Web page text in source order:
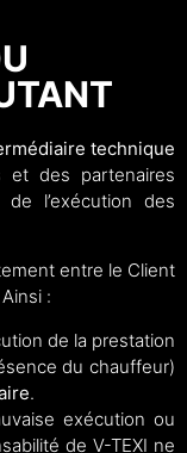
technique
et des partenaires
de l’exécution des
entre le Client
:
de la prestation
du chauffeur)
.
exécution ou
de V-TEXI ne